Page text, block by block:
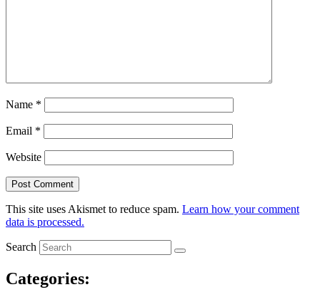
Name *
Email *
Website
This site uses Akismet to reduce spam. Learn how your comment
data is processed.
Search
Categories: